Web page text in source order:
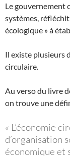
Le gouvernement
systèmes,
écologique » à
Il existe plusieurs
circulaire.
Au verso du livre
on trouve une
« L’économie
d’organisation
économique et